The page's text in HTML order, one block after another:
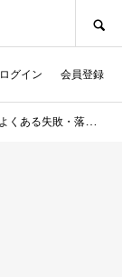
ログイン 会員登録
を紹介！失敗を避けるコツまで徹底解説